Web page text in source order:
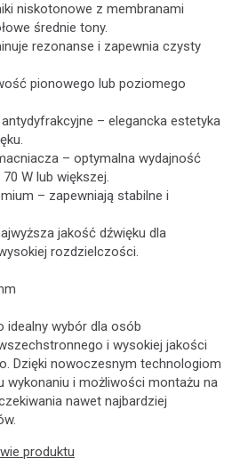
niskotonowe z membranami
średnie tony.
rezonanse i zapewnia czysty
pionowego lub poziomego
– elegancka estetyka
– optymalna wydajność
W lub większej.
– zapewniają stabilne i
jakość dźwięku dla
rozdzielczości.
idealny wybór dla osób
i wysokiej jakości
Dzięki nowoczesnym technologiom
wykonaniu i możliwości montażu na
nawet najbardziej
produktu